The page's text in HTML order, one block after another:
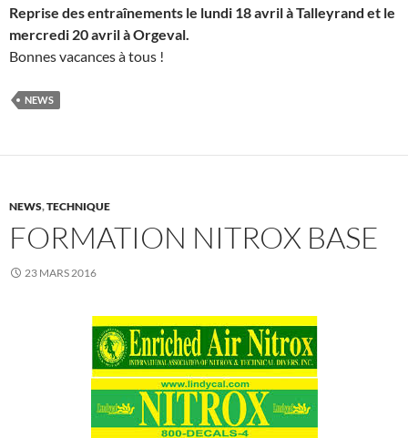
Reprise des entraînements le lundi 18 avril à Talleyrand et le
mercredi 20 avril à Orgeval.
Bonnes vacances à tous !
NEWS
NEWS,TECHNIQUE
FORMATION NITROX BASE
23 MARS 2016